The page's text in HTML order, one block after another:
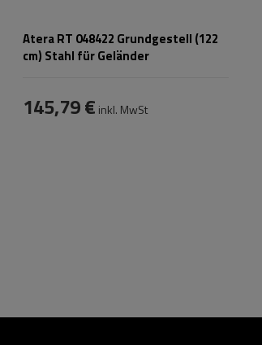
Atera RT 048422 Grundgestell (122
cm) Stahl für Geländer
145,79 € inkl. MwSt